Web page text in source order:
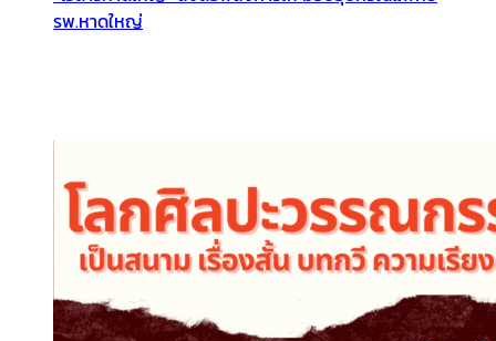
รพ.หาดใหญ่